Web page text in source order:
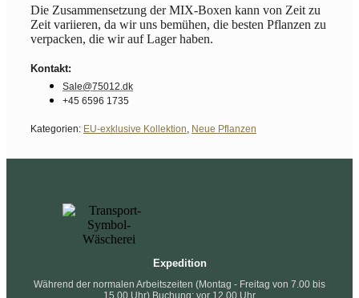
Die Zusammensetzung der MIX-Boxen kann von Zeit zu
Zeit variieren, da wir uns bemühen, die besten Pflanzen zu
verpacken, die wir auf Lager haben.
Kontakt:
Sale@75012.dk
+45 6596 1735
Kategorien: EU-exklusive Kollektion Neue Pflanzen
Expedition
Während der normalen Arbeitszeiten (Montag - Freitag von 7.00 bis
15.00 Uhr) Buchung: vor 12.00 Uhr